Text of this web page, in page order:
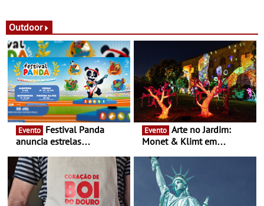
16 de agosto
Outdoor
Evento
anuncia estrelas
- Entre Junho e Julho pelo
país
Evento
Monet & Klimt em
ao final de Setembro -
Experiência luminosa no
jardim do Museu de
Alberto Sampaio